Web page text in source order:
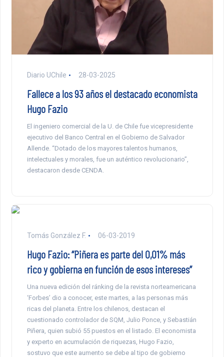
Diario UChile 28-03-2025
Fallece a los 93 años el destacado economista
Hugo Fazio
El ingeniero comercial de la U. de Chile fue vicepresidente
ejecutivo del Banco Central en el Gobierno de Salvador
Allende. “Dotado de los mayores talentos humanos,
intelectuales y morales, fue un auténtico revolucionario”,
destacaron desde CENDA.
Tomás González F. 06-03-2019
Hugo Fazio: “Piñera es parte del 0,01% más
rico y gobierna en función de esos intereses”
Una nueva edición del ránking de la revista norteamericana
‘Forbes’ dio a conocer, este martes, a las personas más
ricas del planeta. Entre los chilenos, destacan el
cuestionado controlador de SQM, Julio Ponce, y Sebastián
Piñera, quien subió 55 puestos en el listado. El economista
y experto en acumulación de riquezas, Hugo Fazio,
sostuvo que este aumento se debe al tipo de gobierno